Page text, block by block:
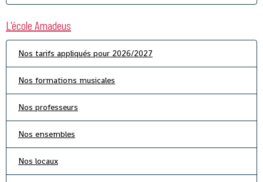
L'école Amadeus
Nos tarifs appliqués pour 2026/2027
Nos formations musicales
Nos professeurs
Nos ensembles
Nos locaux